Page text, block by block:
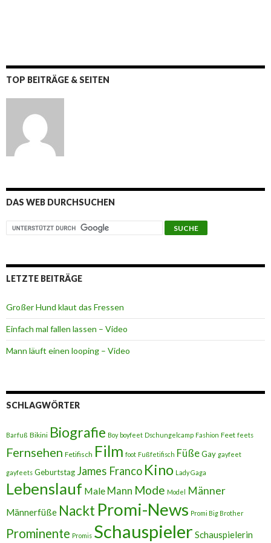
TOP BEITRÄGE & SEITEN
DAS WEB DURCHSUCHEN
LETZTE BEITRÄGE
Großer Hund klaut das Fressen
Einfach mal fallen lassen – Video
Mann läuft einen looping – Video
SCHLAGWÖRTER
Barfuß Bikini Biografie Boy boyfeet Dschungelcamp Fashion Feet feets
Fernsehen Fetifisch Film foot Fußfetifisch FüßeGay gayfeet
gayfeets Geburtstag James Franco Kino Lady Gaga
Lebenslauf Male Mann Mode Model Männer
Männerfüße Nackt Promi-News Promi Big Brother
Prominente Promis Schauspieler Schauspielerin